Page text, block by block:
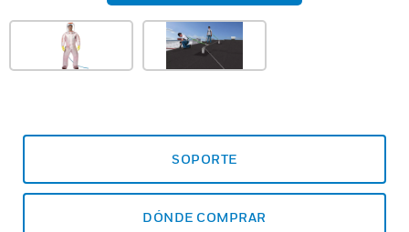
SOPORTE
DÓNDE COMPRAR